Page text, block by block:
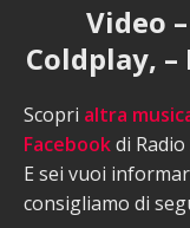
Video
Coldplay,
Scopri altra
Facebookdi
E sei vuoi
consigliamo di